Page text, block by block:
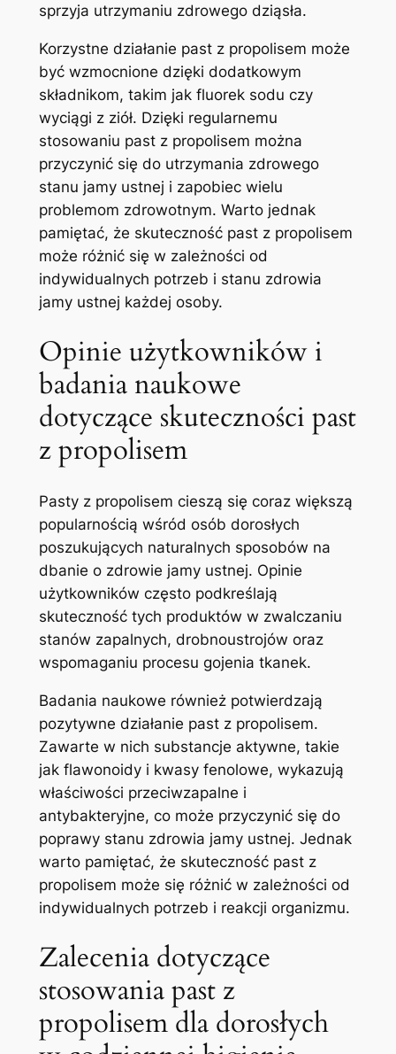
sprzyja utrzymaniu zdrowego dziąsła.
Korzystne‌ działanie past ‌z propolisem może
być wzmocnione dzięki dodatkowym
składnikom, takim jak fluorek ⁤sodu czy
‌wyciągi z ziół. Dzięki regularnemu
stosowaniu past z⁤ propolisem można
⁢przyczynić się do utrzymania zdrowego
stanu jamy ustnej i zapobiec wielu
problemom zdrowotnym. Warto jednak
pamiętać,​ że skuteczność past z propolisem
może różnić ⁢się w ⁤zależności od
‌indywidualnych potrzeb i stanu zdrowia
jamy ‌ustnej każdej osoby.
Opinie użytkowników i
badania⁢ naukowe
dotyczące skuteczności past
z propolisem
Pasty z propolisem cieszą się coraz większą
popularnością wśród ⁤osób‍ dorosłych
poszukujących ‍naturalnych sposobów na
dbanie o zdrowie jamy ustnej. Opinie
użytkowników często podkreślają
skuteczność tych produktów w zwalczaniu
stanów zapalnych, drobnoustrojów oraz
wspomaganiu ⁣procesu gojenia tkanek.
Badania naukowe‍ również potwierdzają
pozytywne działanie past z propolisem.
Zawarte w nich substancje aktywne, takie⁣
jak‌ flawonoidy i kwasy fenolowe, wykazują
właściwości ⁢przeciwzapalne i
antybakteryjne, co może przyczynić się do
poprawy stanu zdrowia jamy ustnej. ⁤Jednak‌
warto pamiętać, że skuteczność past z
propolisem może ⁤się różnić w zależności od
indywidualnych ⁣potrzeb i reakcji organizmu.
Zalecenia dotyczące
stosowania past z
propolisem dla dorosłych